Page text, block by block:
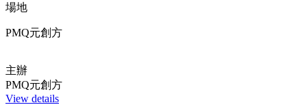
場地
PMQ元創方
主辦
PMQ元創方
View details